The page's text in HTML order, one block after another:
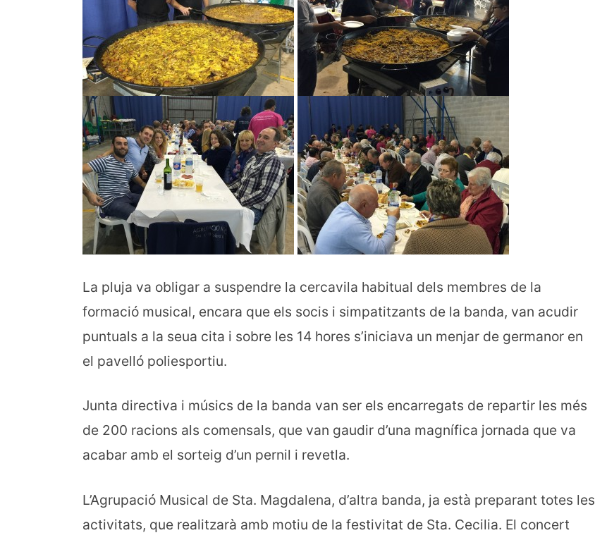
La pluja va obligar a suspendre la cercavila habitual dels membres de la
formació musical, encara que els socis i simpatitzants de la banda, van acudir
puntuals a la seua cita i sobre les 14 hores s’iniciava un menjar de germanor en
el pavelló poliesportiu.
Junta directiva i músics de la banda van ser els encarregats de repartir les més
de 200 racions als comensals, que van gaudir d’una magnífica jornada que va
acabar amb el sorteig d’un pernil i revetla.
L’Agrupació Musical de Sta. Magdalena, d’altra banda, ja està preparant totes les
activitats, que realitzarà amb motiu de la festivitat de Sta. Cecilia. El concert